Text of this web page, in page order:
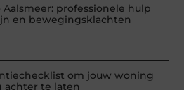
Aalsmeer: professionele hulp
en bewegingsklachten
om jouw woning
achter te laten